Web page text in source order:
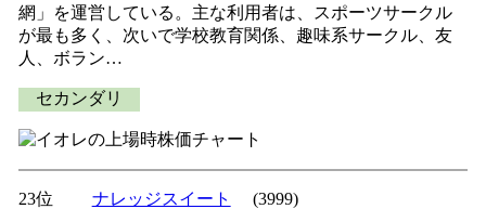
網」を運営している。主な利用者は、スポーツサークル
が最も多く、次いで学校教育関係、趣味系サークル、友
人、ボラン…
セカンダリ
23位 ナレッジスイート
(3999)